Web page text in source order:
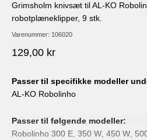
Grimsholm knivsæt til AL-KO
robotplæneklipper, 9 stk.
Varenummer: 106020
Salgspris
129,00 kr
Passer til specifikke modeller
AL-KO Robolinho
Passer til følgende modeller:
Robolinho 300 E 350 W 450 W